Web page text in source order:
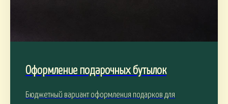
Оформление подарочных бутылок
Бюджетный вариант оформления подарков для